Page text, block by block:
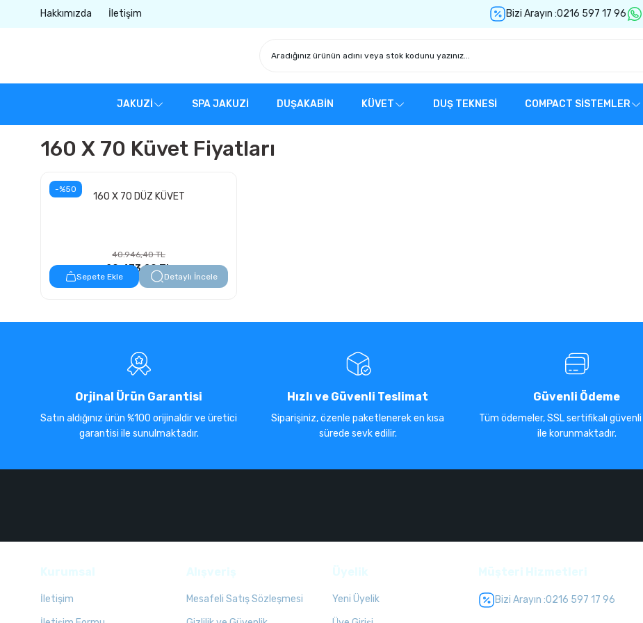
Hakkımızda İletişim Bizi Arayın :0216 597 17 96
JAKUZİ SPA JAKUZİ DUŞAKABİN KÜVET DUŞ TEKNESİ COMPACT SİSTEMLER
160 X 70 Küvet Fiyatları
-%50
160 X 70 DÜZ KÜVET
40.946,40 TL
20.473,20 TL
Sepete Ekle Detaylı İncele
Orjinal Ürün Garantisi
Satın aldığınız ürün %100 orijinaldir ve üretici
garantisi ile sunulmaktadır.
Hızlı ve Güvenli Teslimat
Siparişiniz, özenle paketlenerek en kısa
sürede sevk edilir.
Güvenli Ödeme
Tüm ödemeler, SSL sertifikalı
ile korunmaktadır.
İletişim
Mesafeli Satış Sözleşmesi
Yeni Üyelik
Bizi Arayın :0216 597 17 96